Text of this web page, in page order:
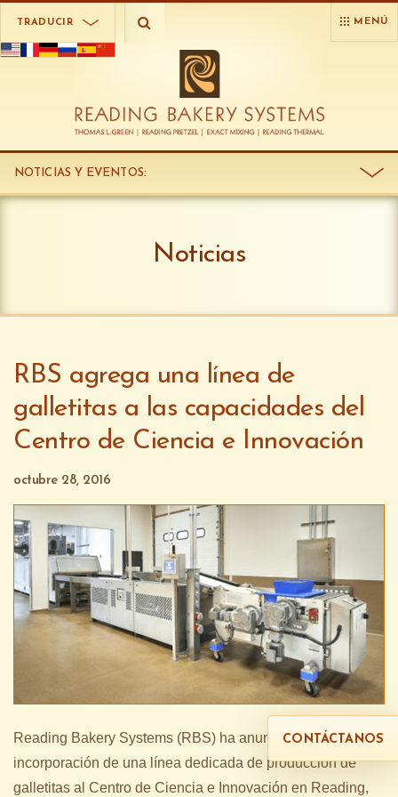
TRADUCIR MENÚ
NOTICIAS Y EVENTOS:
Noticias
RBS agrega una línea de
galletitas a las capacidades del
Centro de Ciencia e Innovación
octubre 28, 2016
Reading Bakery Systems (RBS) ha anunciado la
incorporación de una línea dedicada de producción de
galletitas al Centro de Ciencia e Innovación en Reading,
CONTÁCTANOS